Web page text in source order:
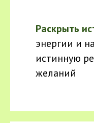
Раскрыть
энергии и
истинную
желаний